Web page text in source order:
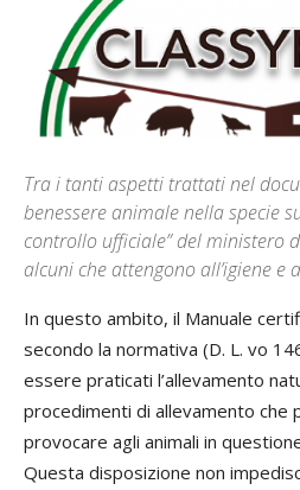
Tra i tanti aspetti trattati nel
benessere animale nella specie
controllo ufficiale” del ministero
alcuni che attengono all’igiene e
In questo ambito, il Manuale
secondo la normativa (D. L. vo
essere praticati l’allevamento
procedimenti di allevamento che
provocare agli animali in
Questa disposizione non